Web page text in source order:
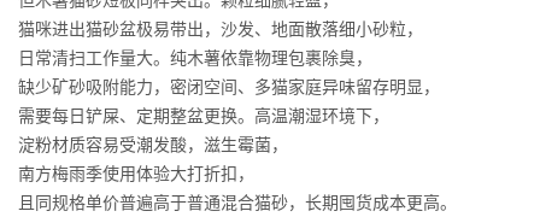
猫咪进出猫砂盆极易带出，沙发、地面散落细小砂粒，
日常清扫工作量大。纯木薯依靠物理包裹除臭，
缺少矿砂吸附能力，密闭空间、多猫家庭异味留存明显，
需要每日铲屎、定期整盆更换。高温潮湿环境下，
淀粉材质容易受潮发酸，滋生霉菌，
南方梅雨季使用体验大打折扣，
且同规格单价普遍高于普通混合猫砂，长期囤货成本更高。